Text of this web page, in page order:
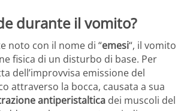
durante il vomito?
noto con il nome di “emesi“, il vomito
fisica di un disturbo di base. Per
dell’improvvisa emissione del
attraverso la bocca, causata a sua
antiperistaltica dei muscoli del